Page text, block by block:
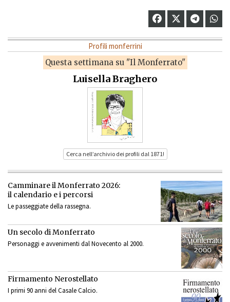
Profili monferrini
Questa settimana su "Il Monferrato"
Luisella Braghero
Cerca nell’archivio dei profili dal 1871!
Camminare il Monferrato 2026:
il calendario e i percorsi
Le passeggiate della rassegna.
Un secolo di Monferrato
Personaggi e avvenimenti dal Novecento al 2000.
Firmamento Nerostellato
I primi 90 anni del Casale Calcio.